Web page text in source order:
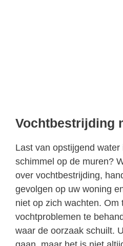
Vochtbestrijding
Last van opstijgend
schimmel op de muren?
over vochtbestrijding,
gevolgen op uw woning
niet op zich wachten. Om
vochtproblemen te
waar de oorzaak schuilt.